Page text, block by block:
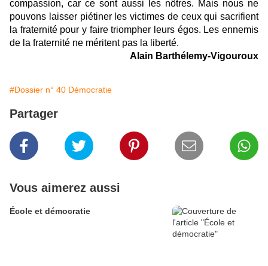
compassion, car ce sont aussi les nôtres. Mais nous ne
pouvons laisser piétiner les victimes de ceux qui sacrifient
la fraternité pour y faire triompher leurs égos. Les ennemis
de la fraternité ne méritent pas la liberté.
Alain Barthélemy-Vigouroux
#Dossier n° 40 Démocratie
Partager
Vous aimerez aussi
École et démocratie